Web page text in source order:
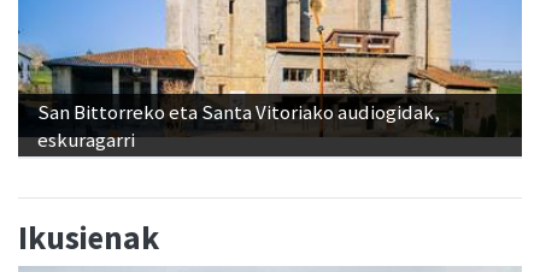
San Bittorreko eta Santa Vitoriako audiogidak,
eskuragarri
Ikusienak